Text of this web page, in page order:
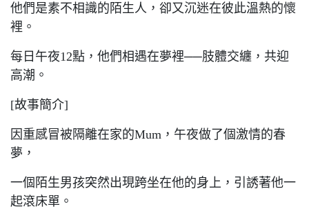
他們是素不相識的陌生人，卻又沉迷在彼此溫熱的懷
裡。
每日午夜12點，他們相遇在夢裡──肢體交纏，共迎
高潮。
[故事簡介]
因重感冒被隔離在家的Mum，午夜做了個激情的春
夢，
一個陌生男孩突然出現跨坐在他的身上，引誘著他一
起滾床單。